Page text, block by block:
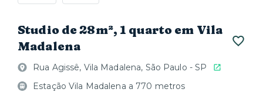
Studio de 28m², 1 quarto em Vila
Madalena
Rua Agissê, Vila Madalena, São Paulo - SP
Estação Vila Madalena a 770 metros